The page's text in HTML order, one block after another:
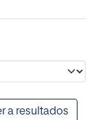
a resultados